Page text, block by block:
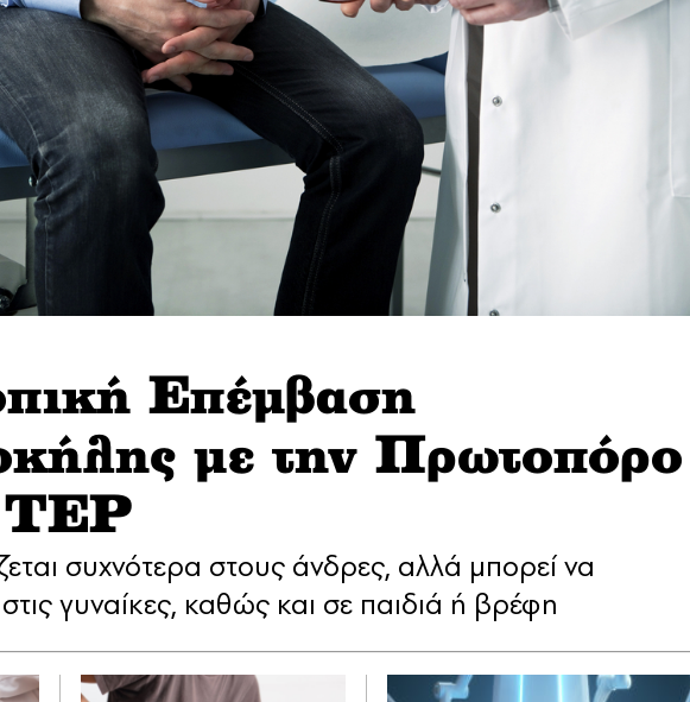
Επέμβαση
με την Πρωτοπόρο
συχνότερα στους άνδρες, αλλά μπορεί να
γυναίκες, καθώς και σε παιδιά ή βρέφη